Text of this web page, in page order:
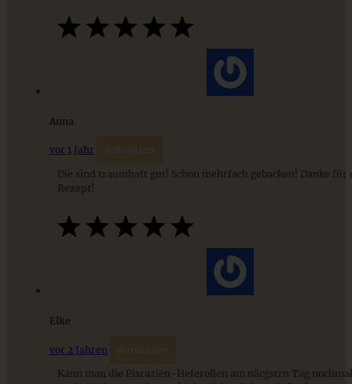
Cinnamon Rolls – Zimtschnecken mit Frischkäse-
9 saisonale Rezepte im August – die besten Ideen mit Obst
& Gemüse der Saison
Anna
vor 1 Jahr Antworten
Die sind traumhaft gut! Schon mehrfach gebacken! Danke für
Rezept!
Elke
vor 2 Jahren Antworten
Kann man die Pisrazien-Heferollen am näcgstrn Tag